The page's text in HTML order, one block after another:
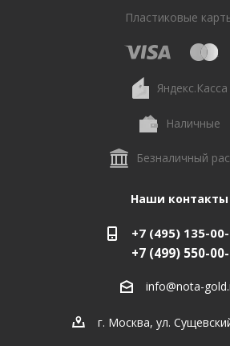
Пластиковые
Яндекс.Касса
Наличные
Безналичный
Наши контакты
+7 (495) 135-
+7 (499) 550-
info@nota-
г. Москва, ул.